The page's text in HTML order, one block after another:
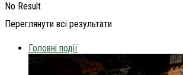
No Result
Переглянути всі результати
Головні події